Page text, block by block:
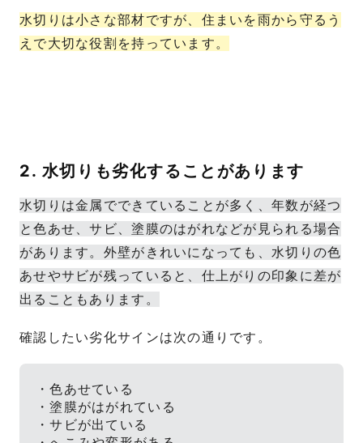
水切りは小さな部材ですが、住まいを雨から守るう
えで大切な役割を持っています。
2. 水切りも劣化することがあります
水切りは金属でできていることが多く、年数が経つ
と色あせ、サビ、塗膜のはがれなどが見られる場合
があります。外壁がきれいになっても、水切りの色
あせやサビが残っていると、仕上がりの印象に差が
出ることもあります。
確認したい劣化サインは次の通りです。
・色あせている
・塗膜がはがれている
・サビが出ている